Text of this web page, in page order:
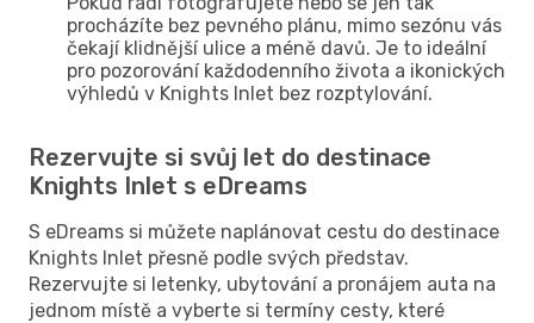
procházíte bez pevného plánu, mimo sezónu vás
čekají klidnější ulice a méně davů. Je to ideální
pro pozorování každodenního života a ikonických
výhledů v Knights Inlet bez rozptylování.
Rezervujte si svůj let do destinace
Knights Inlet s eDreams
S eDreams si můžete naplánovat cestu do destinace
Knights Inlet přesně podle svých představ.
Rezervujte si letenky, ubytování a pronájem auta na
jednom místě a vyberte si termíny cesty, které